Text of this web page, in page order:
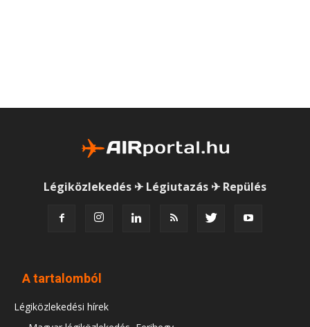
Légiközlekedés ✈ Légiutazás ✈ Repülés
A tartalomból
Légiközlekedési hírek